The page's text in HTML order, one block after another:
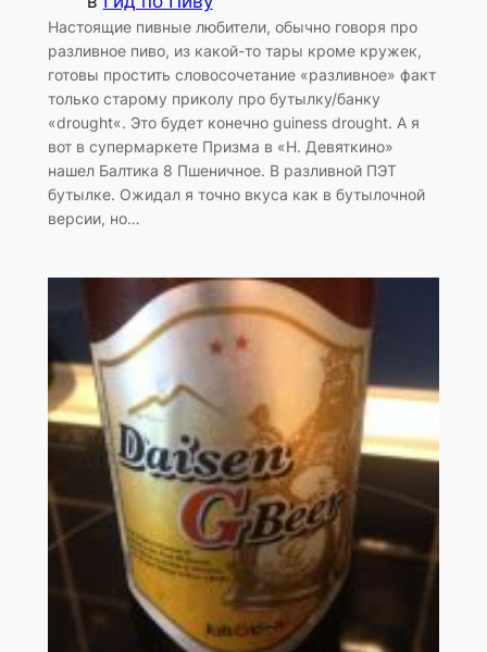
Настоящие пивные любители, обычно говоря про
разливное пиво, из какой-то тары кроме кружек,
готовы простить словосочетание «разливное» факт
только старому приколу про бутылку/банку
«drought«. Это будет конечно guiness drought. А я
вот в супермаркете Призма в «Н. Девяткино»
нашел Балтика 8 Пшеничное. В разливной ПЭТ
бутылке. Ожидал я точно вкуса как в бутылочной
версии, но…